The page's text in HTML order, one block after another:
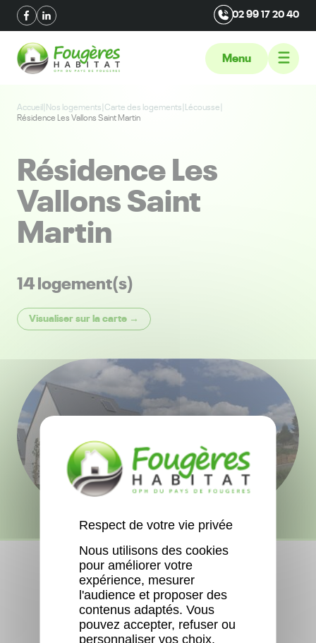
02 99 17 20 40
Menu
Accueil|Nos logements|Carte des logements|Lécousse|
Résidence Les Vallons Saint Martin
Résidence Les
Vallons Saint
Martin
14 logement(s)
Visualiser sur la carte →
Aucun logement libre actuellement.
Respect de votre vie privée
Nous utilisons des cookies
pour améliorer votre
expérience, mesurer
l'audience et proposer des
contenus adaptés. Vous
pouvez accepter, refuser ou
personnaliser vos choix.